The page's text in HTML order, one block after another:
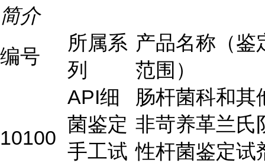
简介
编号
所属系
列
产品名称（鉴
范围）
10100
API细
菌鉴定
手工试
肠杆菌科和其
非苛养革兰氏
性杆菌鉴定试